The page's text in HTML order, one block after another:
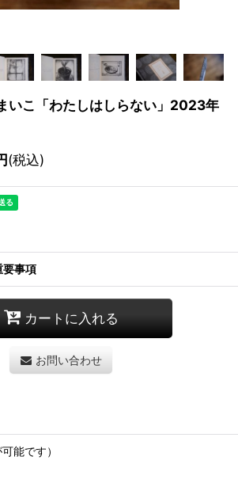
いこ「わたしはしらない」2023年
(税込)
要事項
カートに入れる
お問い合わせ
能です）